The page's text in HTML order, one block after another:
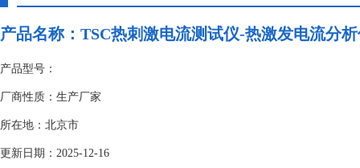
产品名称： TSC热刺激电流测试仪-热激发电流分
产品型号：
厂商性质：生产厂家
所在地：北京市
更新日期：2025-12-16